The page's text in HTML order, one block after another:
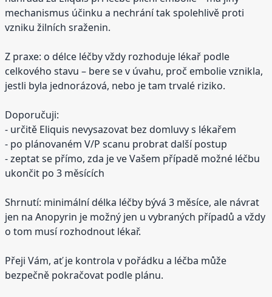
mechanismus účinku a nechrání tak spolehlivě proti
vzniku žilních sraženin.
Z praxe: o délce léčby vždy rozhoduje lékař podle
celkového stavu – bere se v úvahu, proč embolie vznikla,
jestli byla jednorázová, nebo je tam trvalé riziko.
Doporučuji:
- určitě Eliquis nevysazovat bez domluvy s lékařem
- po plánovaném V/P scanu probrat další postup
- zeptat se přímo, zda je ve Vašem případě možné léčbu
ukončit po 3 měsících
Shrnutí: minimální délka léčby bývá 3 měsíce, ale návrat
jen na Anopyrin je možný jen u vybraných případů a vždy
o tom musí rozhodnout lékař.
Přeji Vám, ať je kontrola v pořádku a léčba může
bezpečně pokračovat podle plánu.